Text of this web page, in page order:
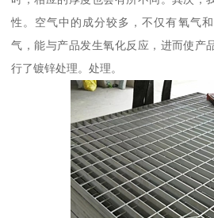
性。空气中的成分较多，不仅有氧气
气，能与产品发生氧化反应，进而使产
行了镀锌处理。处理。